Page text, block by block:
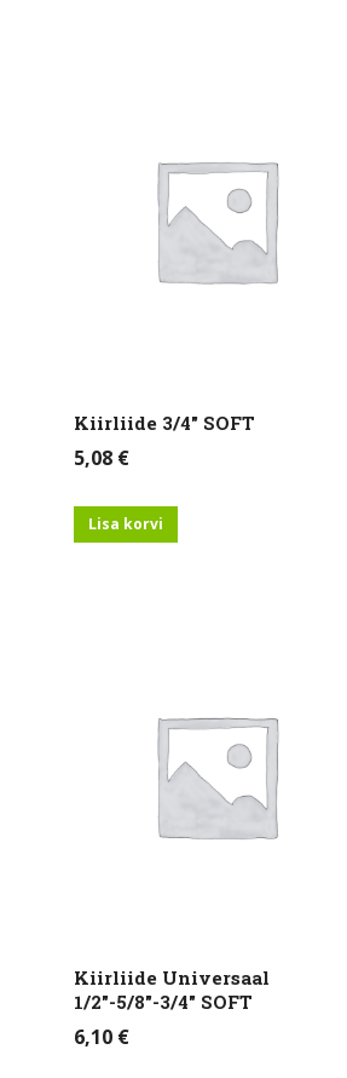
Kiirliide 3/4″ SOFT
5,08 €
Lisa korvi
Kiirliide Universaal
1/2″-5/8″-3/4″ SOFT
6,10 €